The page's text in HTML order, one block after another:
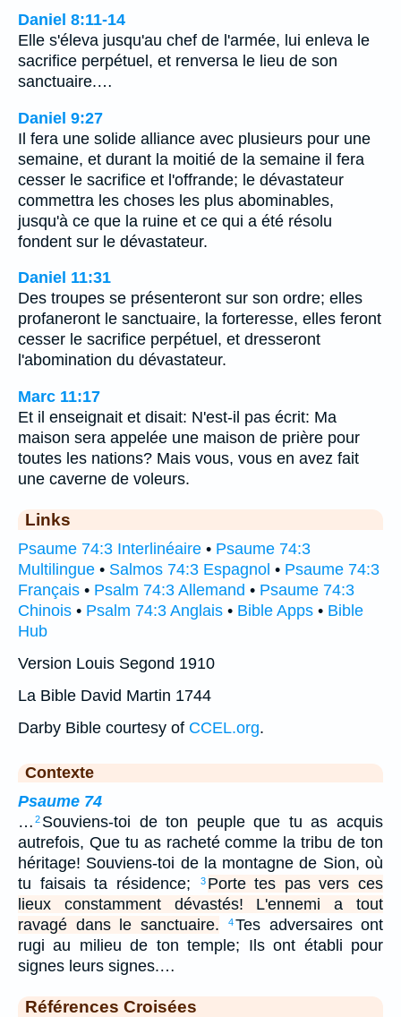
Daniel 8:11-14
Elle s'éleva jusqu'au chef de l'armée, lui enleva le
sacrifice perpétuel, et renversa le lieu de son
sanctuaire.…
Daniel 9:27
Il fera une solide alliance avec plusieurs pour une
semaine, et durant la moitié de la semaine il fera
cesser le sacrifice et l'offrande; le dévastateur
commettra les choses les plus abominables,
jusqu'à ce que la ruine et ce qui a été résolu
fondent sur le dévastateur.
Daniel 11:31
Des troupes se présenteront sur son ordre; elles
profaneront le sanctuaire, la forteresse, elles feront
cesser le sacrifice perpétuel, et dresseront
l'abomination du dévastateur.
Marc 11:17
Et il enseignait et disait: N'est-il pas écrit: Ma
maison sera appelée une maison de prière pour
toutes les nations? Mais vous, vous en avez fait
une caverne de voleurs.
Links
Psaume 74:3 Interlinéaire • Psaume 74:3
Multilingue • Salmos 74:3 Espagnol • Psaume 74:3
Français • Psalm 74:3 Allemand • Psaume 74:3
Chinois • Psalm 74:3 Anglais • Bible Apps • Bible
Hub
Version Louis Segond 1910
La Bible David Martin 1744
Darby Bible courtesy of CCEL.org.
Contexte
Psaume 74
… 2 Souviens-toi de ton peuple que tu as acquis
autrefois, Que tu as racheté comme la tribu de ton
héritage! Souviens-toi de la montagne de Sion, où
tu faisais ta résidence;
3 Porte tes pas vers ces
lieux constamment dévastés! L'ennemi a tout
ravagé dans le sanctuaire.
4Tes adversaires ont
rugi au milieu de ton temple; Ils ont établi pour
signes leurs signes.…
Références Croisées